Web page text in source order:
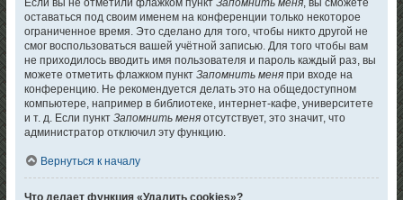
Если вы не отметили флажком пунктЗапомнить меня, вы сможете
оставаться под своим именем на конференции только некоторое
ограниченное время. Это сделано для того, чтобы никто другой не
смог воспользоваться вашей учётной записью. Для того чтобы вам
не приходилось вводить имя пользователя и пароль каждый раз, вы
можете отметить флажком пунктЗапомнить меня при входе на
конференцию. Не рекомендуется делать это на общедоступном
компьютере, например в библиотеке, интернет-кафе, университете
и т. д. Если пунктЗапомнить меня отсутствует, это значит, что
администратор отключил эту функцию.
Вернуться к началу
Что делает функция «Удалить cookies»?